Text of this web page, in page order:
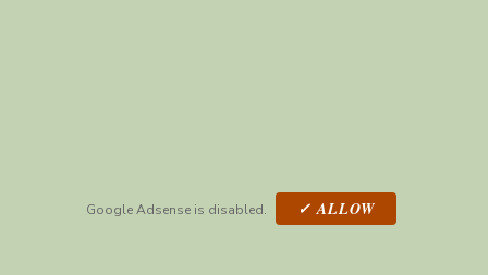
Google Adsense is disabled. ✓ ALLOW